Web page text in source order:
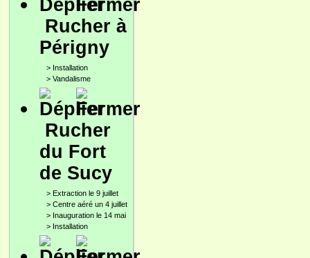
Rucher à
Périgny
> Installation
> Vandalisme
Rucher
du Fort
de Sucy
> Extraction le 9 juillet
> Centre aéré un 4 juillet
> Inauguration le 14 mai
> Installation